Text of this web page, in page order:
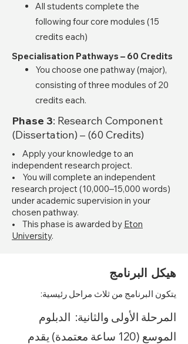
All students complete the
following four core modules (15
credits each)
Specialisation Pathways – 60 Credits
You choose one pathway (major),
consisting of three modules of 20
credits each.
Phase 3: Research Component
(Dissertation) – (60 Credits)
• Apply your knowledge to an
independent research project.
• You will complete an independent
research project (10,000–15,000 words)
under academic supervision in your
chosen pathway.
• This phase is awarded by Eton
University.
هيكل البرنامج
يتكون البرنامج من ثلاث مراحل رئيسية:
المرحلة الأولى والثانية: الدبلوم
الموسع (120 ساعة معتمدة) يقدم